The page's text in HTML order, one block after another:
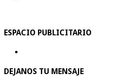
ESPACIO PUBLICITARIO
DEJANOS TU MENSAJE